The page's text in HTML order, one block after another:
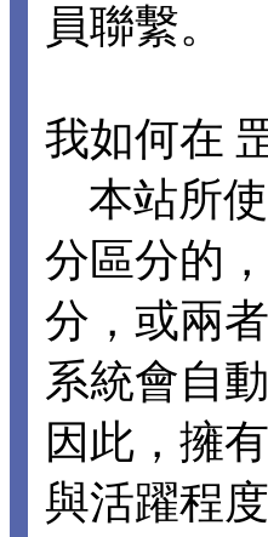
員聯繫。
我如何在
本站所使
分區分的
分，或兩
系統會自
因此，擁
與活躍程